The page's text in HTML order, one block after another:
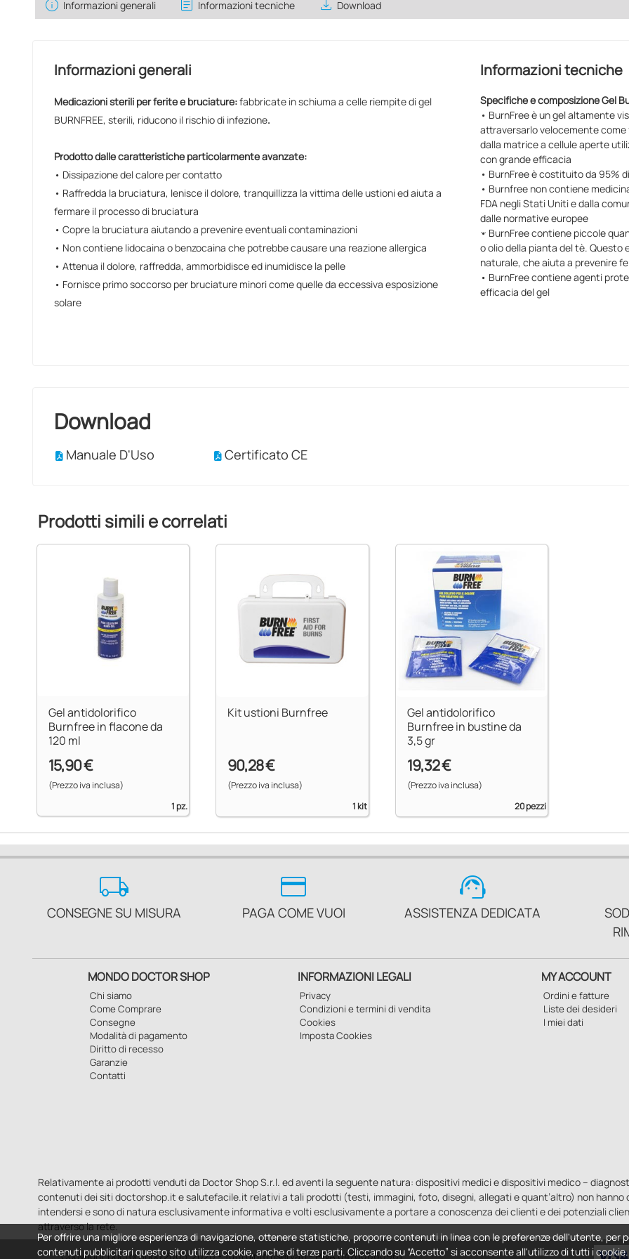
info Informazioni generali assignment Informazioni tecniche save_alt Download
Informazioni generali
Medicazioni sterili per ferite e bruciature:fabbricate in schiuma a celle riempite di gel
BURNFREE, sterili, riducono il rischio di infezione.
Prodotto dalle caratteristiche particolarmente avanzate:
• Dissipazione del calore per contatto
• Raffredda la bruciatura, lenisce il dolore, tranquillizza la vittima delle ustioni ed aiuta a
fermare il processo di bruciatura
• Copre la bruciatura aiutando a prevenire eventuali contaminazioni
• Non contiene lidocaina o benzocaina che potrebbe causare una reazione allergica
• Attenua il dolore, raffredda, ammorbidisce ed inumidisce la pelle
• Fornisce primo soccorso per bruciature minori come quelle da eccessiva esposizione
solare
Informazioni tecniche
Specifiche e composizione Gel
• BurnFree è un gel altamente
attraversarlo velocemente
dalla matrice a cellule aperte
con grande efficacia
• BurnFree è costituito da 95%
• Burnfree non contiene
FDA negli Stati Uniti e dalla
dalle normative europee
• BurnFree contiene piccole
o olio della pianta del tè.
naturale, che aiuta a prevenire
• BurnFree contiene agenti
efficacia del gel
Download
Manuale D'Uso Certificato CE
Prodotti simili e correlati
Gel antidolorifico
Burnfree in flacone da
120 ml
15,90 €
(Prezzo iva inclusa)
1 pz.
Kit ustioni Burnfree
90,28 €
(Prezzo iva inclusa)
1 kit
Gel antidolorifico
Burnfree in bustine da
3,5 gr
19,32 €
(Prezzo iva inclusa)
20 pezzi
local_shipping
CONSEGNE SU MISURA
credit_card
PAGA COME VUOI
support_agent
ASSISTENZA DEDICATA
MONDO DOCTOR SHOP
Chi siamo
Come Comprare
Consegne
Modalità di pagamento
Diritto di recesso
Garanzie
Contatti
INFORMAZIONI LEGALI
Privacy
Condizioni e termini di vendita
Cookies
Imposta Cookies
MY ACCOUNT
Ordini e fatture
Liste dei desideri
I miei dati
Relativamente ai prodotti venduti da Doctor Shop S.r.l. ed aventi la seguente natura: dispositivi medici e dispositivi medico –
contenuti dei siti doctorshop.it e salutefacile.it relativi a tali prodotti (testi, immagini, foto, disegni, allegati e quant’altro) non
intendersi e sono di natura esclusivamente informativa e volti esclusivamente a portare a conoscenza dei clienti e dei potenziali
attraverso la rete.
Copyright DoctorShop 2005-2026 - Tutti diritti riservati - P.IVA 04760660961
Per offrire una migliore esperienza di navigazione, ottenere statistiche, proporre contenuti in linea con le preferenze dell'utente, per
contenuti pubblicitari questo sito utilizza cookie, anche di terze parti. Cliccando su “Accetto” si acconsente all'utilizzo di tutti i cookie.